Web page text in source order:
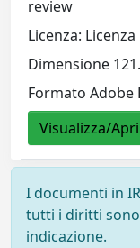
review
Licenza:
Dimensione
Formato Adobe
Visualizza/Apri
I documenti in
tutti i diritti
indicazione.